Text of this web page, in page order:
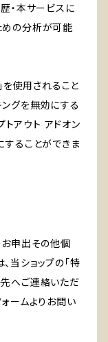
・本サービスに
めの分析が可能
使用されること
ングを無効にする
アウト アドオン
することができま
お申出その他個
当ショップの「特
へご連絡いただ
ームよりお問い